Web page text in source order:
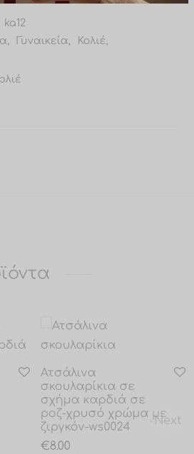
ka12
, Γυναικεία, Κολιέ,
Ατσάλινα
σκουλαρίκια σε
σχήμα καρδιά σε
ροζ-χρυσό χρώμα με
ζιργκόν-ws0024
€8.00
Next